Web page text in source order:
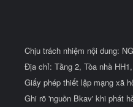
Chịu trách nhiệm nội dung:
Địa chỉ: Tầng 2, Tòa nhà
Giấy phép thiết lập mạng xã
Ghi rõ 'nguồn Bkav' khi phát